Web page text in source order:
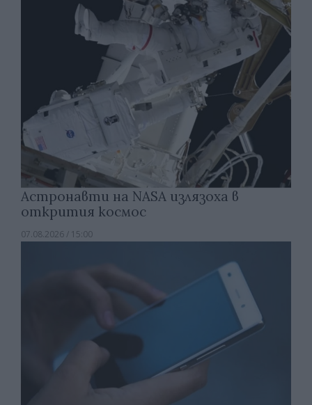
Астронавти на NASA излязоха в
открития космос
07.08.2026 / 15:00